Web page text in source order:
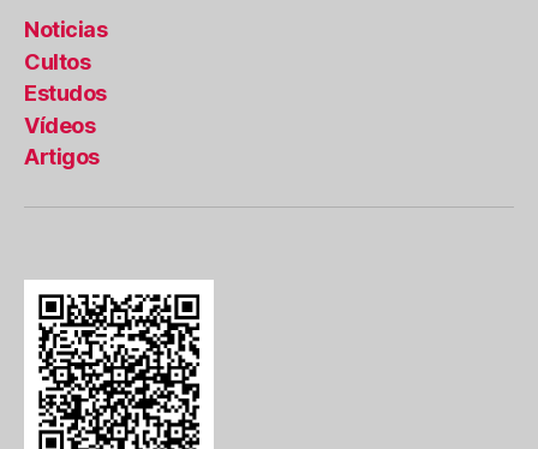
Noticias
Cultos
Estudos
Vídeos
Artigos